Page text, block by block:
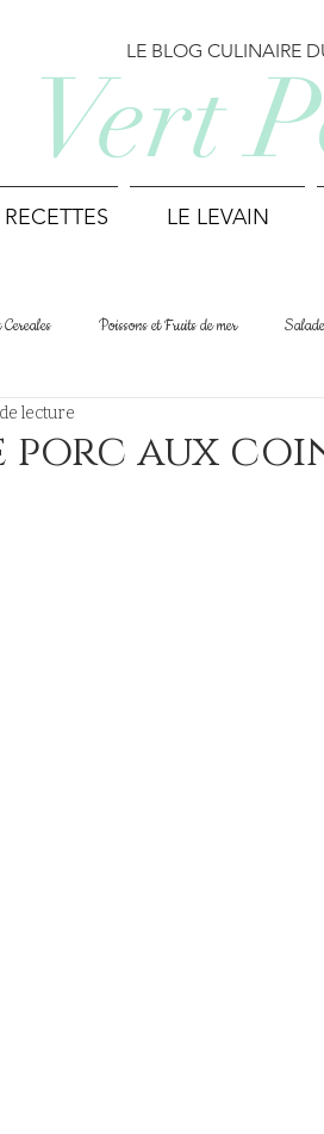
Vert
LE LEVAIN
LE BLOG CULINAIRE
Poissons et Fruits de mer
aux
lecture